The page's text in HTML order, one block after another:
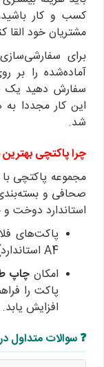
کسب و کار
مشتریان خود القا
برای
آماده‌شده را بر
سفارش دهید یک
این کار مجددا
شد.
چرا پاکتچی
مجموعه پاکتچی
صحافی و
استاندارد دوخت و
پاکت‌های
A4 استاندارد) تولید کنیم.
امکانچاپ
پاکت را
افزایش یابد.
❓ سوالات متداول